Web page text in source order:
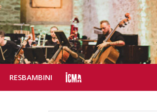
RESBAMBINI